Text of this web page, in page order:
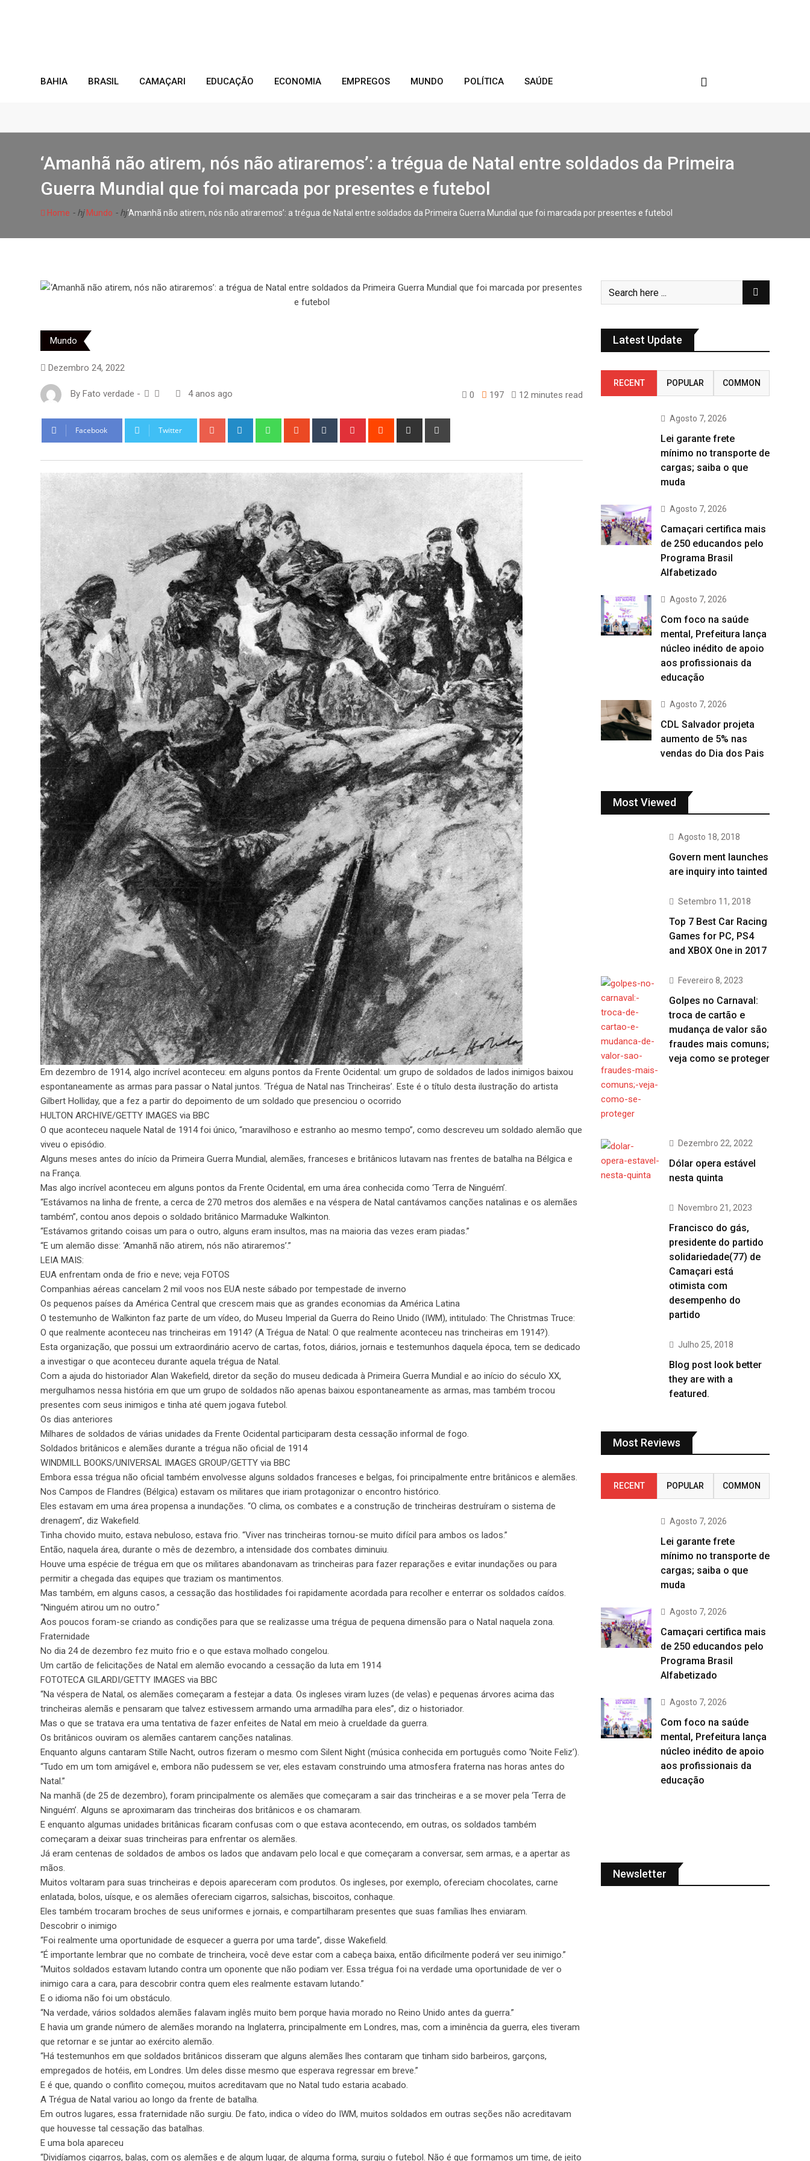
BAHIA BRASIL CAMAÇARI EDUCAÇÃO ECONOMIA EMPREGOS MUNDO POLÍTICA SAÚDE
‘Amanhã não atirem, nós não atiraremos’: a trégua de Natal entre soldados da Primeira
Guerra Mundial que foi marcada por presentes e futebol
Home - hjMundo - hj‘Amanhã não atirem, nós não atiraremos’: a trégua de Natal entre soldados da Primeira Guerra Mundial que foi marcada por presentes e futebol
Mundo
Dezembro 24, 2022
By Fato verdade - 4 anos ago 0 197 12 minutes read
Facebook Twitter Google+ LinkedIn WhatsappStumbleUpon
Tumblr Pinterest Reddit
Share
Em dezembro de 1914, algo incrível aconteceu: em alguns pontos da Frente Ocidental: um grupo de soldados de lados inimigos baixou
espontaneamente as armas para passar o Natal juntos. ‘Trégua de Natal nas Trincheiras’. Este é o título desta ilustração do artista
Gilbert Holliday, que a fez a partir do depoimento de um soldado que presenciou o ocorrido
HULTON ARCHIVE/GETTY IMAGES via BBC
O que aconteceu naquele Natal de 1914 foi único, “maravilhoso e estranho ao mesmo tempo”, como descreveu um soldado alemão que
viveu o episódio.
Alguns meses antes do início da Primeira Guerra Mundial, alemães, franceses e britânicos lutavam nas frentes de batalha na Bélgica e
na França.
Mas algo incrível aconteceu em alguns pontos da Frente Ocidental, em uma área conhecida como ‘Terra de Ninguém’.
“Estávamos na linha de frente, a cerca de 270 metros dos alemães e na véspera de Natal cantávamos canções natalinas e os alemães
também”, contou anos depois o soldado britânico Marmaduke Walkinton.
“Estávamos gritando coisas um para o outro, alguns eram insultos, mas na maioria das vezes eram piadas.”
“E um alemão disse: ‘Amanhã não atirem, nós não atiraremos’.”
LEIA MAIS:
EUA enfrentam onda de frio e neve; veja FOTOS
Companhias aéreas cancelam 2 mil voos nos EUA neste sábado por tempestade de inverno
Os pequenos países da América Central que crescem mais que as grandes economias da América Latina
O testemunho de Walkinton faz parte de um vídeo, do Museu Imperial da Guerra do Reino Unido (IWM), intitulado: The Christmas Truce:
O que realmente aconteceu nas trincheiras em 1914? (A Trégua de Natal: O que realmente aconteceu nas trincheiras em 1914?).
Esta organização, que possui um extraordinário acervo de cartas, fotos, diários, jornais e testemunhos daquela época, tem se dedicado
a investigar o que aconteceu durante aquela trégua de Natal.
Com a ajuda do historiador Alan Wakefield, diretor da seção do museu dedicada à Primeira Guerra Mundial e ao início do século XX,
mergulhamos nessa história em que um grupo de soldados não apenas baixou espontaneamente as armas, mas também trocou
presentes com seus inimigos e tinha até quem jogava futebol.
Os dias anteriores
Milhares de soldados de várias unidades da Frente Ocidental participaram desta cessação informal de fogo.
Soldados britânicos e alemães durante a trégua não oficial de 1914
WINDMILL BOOKS/UNIVERSAL IMAGES GROUP/GETTY via BBC
Embora essa trégua não oficial também envolvesse alguns soldados franceses e belgas, foi principalmente entre britânicos e alemães.
Nos Campos de Flandres (Bélgica) estavam os militares que iriam protagonizar o encontro histórico.
Eles estavam em uma área propensa a inundações. “O clima, os combates e a construção de trincheiras destruíram o sistema de
drenagem”, diz Wakefield.
Tinha chovido muito, estava nebuloso, estava frio. “Viver nas trincheiras tornou-se muito difícil para ambos os lados.”
Então, naquela área, durante o mês de dezembro, a intensidade dos combates diminuiu.
Houve uma espécie de trégua em que os militares abandonavam as trincheiras para fazer reparações e evitar inundações ou para
permitir a chegada das equipes que traziam os mantimentos.
Mas também, em alguns casos, a cessação das hostilidades foi rapidamente acordada para recolher e enterrar os soldados caídos.
“Ninguém atirou um no outro.”
Aos poucos foram-se criando as condições para que se realizasse uma trégua de pequena dimensão para o Natal naquela zona.
Fraternidade
No dia 24 de dezembro fez muito frio e o que estava molhado congelou.
Um cartão de felicitações de Natal em alemão evocando a cessação da luta em 1914
FOTOTECA GILARDI/GETTY IMAGES via BBC
“Na véspera de Natal, os alemães começaram a festejar a data. Os ingleses viram luzes (de velas) e pequenas árvores acima das
trincheiras alemãs e pensaram que talvez estivessem armando uma armadilha para eles”, diz o historiador.
Mas o que se tratava era uma tentativa de fazer enfeites de Natal em meio à crueldade da guerra.
Os britânicos ouviram os alemães cantarem canções natalinas.
Enquanto alguns cantaram Stille Nacht, outros fizeram o mesmo com Silent Night (música conhecida em português como ‘Noite Feliz’).
“Tudo em um tom amigável e, embora não pudessem se ver, eles estavam construindo uma atmosfera fraterna nas horas antes do
Natal.”
Na manhã (de 25 de dezembro), foram principalmente os alemães que começaram a sair das trincheiras e a se mover pela ‘Terra de
Ninguém’. Alguns se aproximaram das trincheiras dos britânicos e os chamaram.
E enquanto algumas unidades britânicas ficaram confusas com o que estava acontecendo, em outras, os soldados também
começaram a deixar suas trincheiras para enfrentar os alemães.
Já eram centenas de soldados de ambos os lados que andavam pelo local e que começaram a conversar, sem armas, e a apertar as
mãos.
Muitos voltaram para suas trincheiras e depois apareceram com produtos. Os ingleses, por exemplo, ofereciam chocolates, carne
enlatada, bolos, uísque, e os alemães ofereciam cigarros, salsichas, biscoitos, conhaque.
Eles também trocaram broches de seus uniformes e jornais, e compartilharam presentes que suas famílias lhes enviaram.
Descobrir o inimigo
“Foi realmente uma oportunidade de esquecer a guerra por uma tarde”, disse Wakefield.
“É importante lembrar que no combate de trincheira, você deve estar com a cabeça baixa, então dificilmente poderá ver seu inimigo.”
“Muitos soldados estavam lutando contra um oponente que não podiam ver. Essa trégua foi na verdade uma oportunidade de ver o
inimigo cara a cara, para descobrir contra quem eles realmente estavam lutando.”
E o idioma não foi um obstáculo.
“Na verdade, vários soldados alemães falavam inglês muito bem porque havia morado no Reino Unido antes da guerra.”
E havia um grande número de alemães morando na Inglaterra, principalmente em Londres, mas, com a iminência da guerra, eles tiveram
que retornar e se juntar ao exército alemão.
“Há testemunhos em que soldados britânicos disseram que alguns alemães lhes contaram que tinham sido barbeiros, garçons,
empregados de hotéis, em Londres. Um deles disse mesmo que esperava regressar em breve.”
E é que, quando o conflito começou, muitos acreditavam que no Natal tudo estaria acabado.
A Trégua de Natal variou ao longo da frente de batalha.
Em outros lugares, essa fraternidade não surgiu. De fato, indica o vídeo do IWM, muitos soldados em outras seções não acreditavam
que houvesse tal cessação das batalhas.
E uma bola apareceu
“Dividíamos cigarros, balas, com os alemães e de algum lugar, de alguma forma, surgiu o futebol. Não é que formamos um time, de jeito
Latest Update
RECENT POPULAR COMMON
Agosto 7, 2026
Lei garante frete
mínimo no transporte de
cargas; saiba o que
muda
Agosto 7, 2026
Camaçari certifica mais
de 250 educandos pelo
Programa Brasil
Alfabetizado
Agosto 7, 2026
Com foco na saúde
mental, Prefeitura lança
núcleo inédito de apoio
aos profissionais da
educação
Agosto 7, 2026
CDL Salvador projeta
aumento de 5% nas
vendas do Dia dos Pais
Most Viewed
Agosto 18, 2018
Govern ment launches
are inquiry into tainted
Setembro 11, 2018
Top 7 Best Car Racing
Games for PC, PS4
and XBOX One in 2017
Fevereiro 8, 2023
Golpes no Carnaval:
troca de cartão e
mudança de valor são
fraudes mais comuns;
veja como se proteger
Dezembro 22, 2022
Dólar opera estável
nesta quinta
Novembro 21, 2023
Francisco do gás,
presidente do partido
solidariedade(77) de
Camaçari está
otimista com
desempenho do
partido
Julho 25, 2018
Blog post look better
they are with a
featured.
Most Reviews
RECENT POPULAR COMMON
Agosto 7, 2026
Lei garante frete
mínimo no transporte de
cargas; saiba o que
muda
Agosto 7, 2026
Camaçari certifica mais
de 250 educandos pelo
Programa Brasil
Alfabetizado
Agosto 7, 2026
Com foco na saúde
mental, Prefeitura lança
núcleo inédito de apoio
aos profissionais da
educação
Newsletter